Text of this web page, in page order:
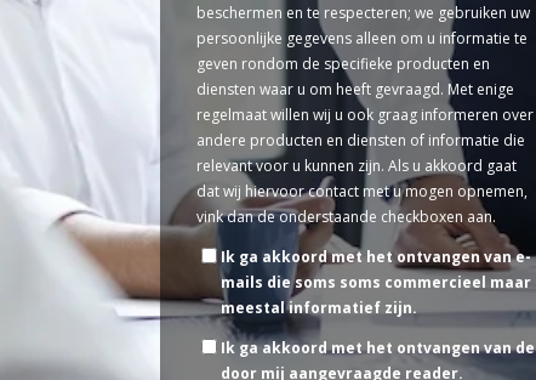
beschermen en te respecteren; we gebruiken uw
persoonlijke gegevens alleen om u informatie te
geven rondom de specifieke producten en
diensten waar u om heeft gevraagd. Met enige
regelmaat willen wij u ook graag informeren over
andere producten en diensten of informatie die
relevant voor u kunnen zijn. Als u akkoord gaat
dat wij hiervoor contact met u mogen opnemen,
vink dan de onderstaande checkboxen aan.
Ik ga akkoord met het ontvangen van e-
mails die soms soms commercieel maar
meestal informatief zijn.
Ik ga akkoord met het ontvangen van de
door mij aangevraagde reader.